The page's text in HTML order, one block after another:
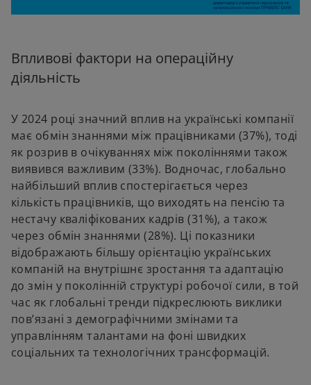
Впливові фактори на операційну
діяльність
У 2024 році значний вплив на українські компанії
має обмін знаннями між працівниками (37%), тоді
як розрив в очікуваннях між поколіннями також
виявився важливим (33%). Водночас, глобально
найбільший вплив спостерігається через
кількість працівників, що виходять на пенсію та
нестачу кваліфікованих кадрів (31%), а також
через обмін знаннями (28%). Ці показники
відображають більшу орієнтацію українських
компаній на внутрішнє зростання та адаптацію
до змін у поколінній структурі робочої сили, в той
час як глобальні тренди підкреслюють виклики
пов’язані з демографічними змінами та
управлінням талантами на фоні швидких
соціальних та технологічних трансформацій.